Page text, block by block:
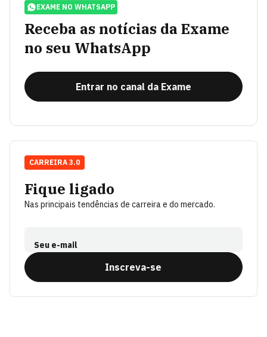
EXAME NO WHATSAPP
Receba as notícias da Exame
no seu WhatsApp
Entrar no canal da Exame
Fique ligado
Nas principais tendências de carreira e do mercado.
Seu e-mail
Inscreva-se
CARREIRA 3.0